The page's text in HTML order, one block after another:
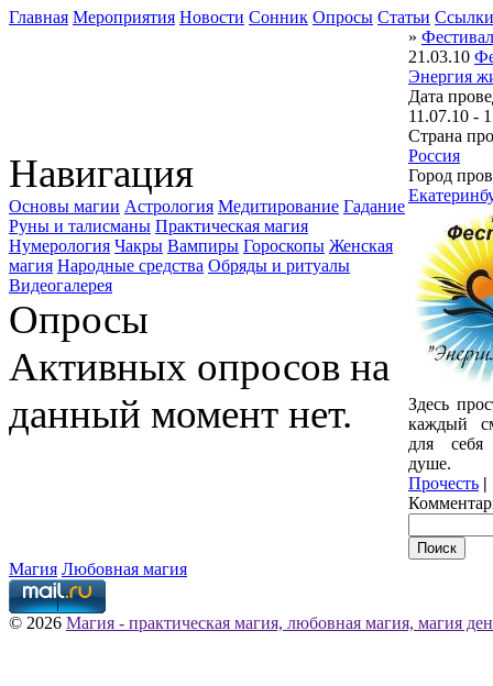
Главная Мероприятия Новости Сонник Опросы Статьи Ссылки
Навигация
Основы магии Астрология Медитирование Гадание
Руны и талисманы Практическая магия
Нумерология Чакры Вампиры Гороскопы Женская
магия Народные средства Обряды и ритуалы
Видеогалерея
Опросы
Активных опросов на
данный момент нет.
»
21.03.10
Энергия
Дата
11.07.10 -
Страна
Россия
Город
Здесь
каждый
для себя
душе.
Прочесть |
Магия Любовная магия
© 2026 Магия - практическая магия, любовная магия, магия